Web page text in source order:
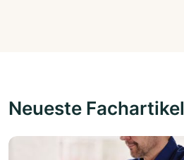
Neueste Fachartikel